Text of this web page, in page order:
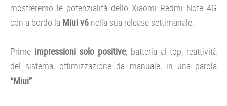
mostreremo le potenzialità dello Xiaomi Redmi Note 4G
con a bordo la Miui v6 nella sua release settimanale.
Prime impressioni solo positive, batteria al top, reattività
del sistema, ottimizzazione da manuale, in una parola
“Miui”